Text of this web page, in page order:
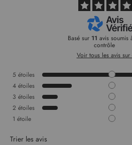
Basé sur 11 avis soumis
contrôle
Voir tous les avis sur
5 étoiles
4 étoiles
3 étoiles
2 étoiles
1 étoile
Trier les avis